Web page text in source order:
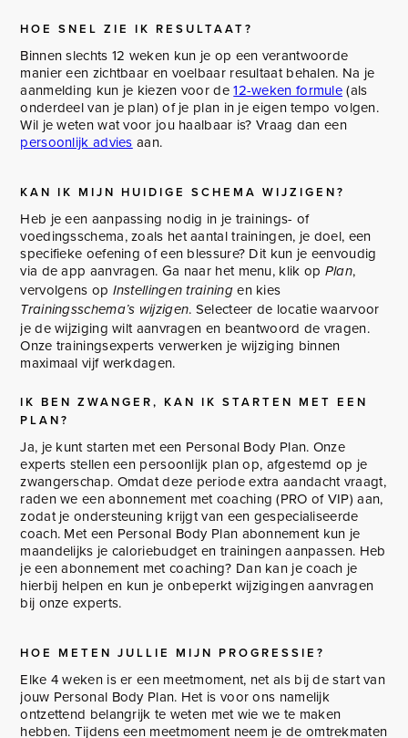
HOE SNEL ZIE IK RESULTAAT?
Binnen slechts 12 weken kun je op een verantwoorde
manier een zichtbaar en voelbaar resultaat behalen. Na je
aanmelding kun je kiezen voor de12-weken formule(als
onderdeel van je plan) of je plan in je eigen tempo volgen.
Wil je weten wat voor jou haalbaar is? Vraag dan een
persoonlijk advies aan.
KAN IK MIJN HUIDIGE SCHEMA WIJZIGEN?
Heb je een aanpassing nodig in je trainings- of
voedingsschema, zoals het aantal trainingen, je doel, een
specifieke oefening of een blessure? Dit kun je eenvoudig
via de app aanvragen. Ga naar het menu, klik op Plan,
vervolgens op Instellingen trainingen kies
Trainingsschema’s wijzigen. Selecteer de locatie waarvoor
je de wijziging wilt aanvragen en beantwoord de vragen.
Onze trainingsexperts verwerken je wijziging binnen
maximaal vijf werkdagen.
IK BEN ZWANGER, KAN IK STARTEN MET EEN
PLAN?
Ja, je kunt starten met een Personal Body Plan. Onze
experts stellen een persoonlijk plan op, afgestemd op je
zwangerschap. Omdat deze periode extra aandacht vraagt,
raden we een abonnement met coaching (PRO of VIP) aan,
zodat je ondersteuning krijgt van een gespecialiseerde
coach. Met een Personal Body Plan abonnement kun je
maandelijks je caloriebudget en trainingen aanpassen. Heb
je een abonnement met coaching? Dan kan je coach je
hierbij helpen en kun je onbeperkt wijzigingen aanvragen
bij onze experts.
HOE METEN JULLIE MIJN PROGRESSIE?
Elke 4 weken is er een meetmoment, net als bij de start van
jouw Personal Body Plan. Het is voor ons namelijk
ontzettend belangrijk te weten met wie we te maken
hebben. Tijdens een meetmoment neem je de omtrekmaten